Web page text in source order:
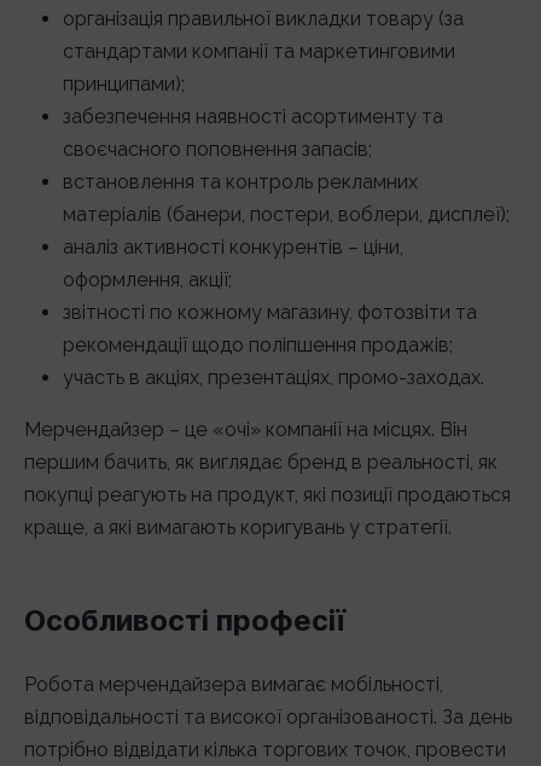
організація правильної викладки товару (за
стандартами компанії та маркетинговими
принципами);
забезпечення наявності асортименту та
своєчасного поповнення запасів;
встановлення та контроль рекламних
матеріалів (банери, постери, воблери, дисплеї);
аналіз активності конкурентів – ціни,
оформлення, акції;
звітності по кожному магазину, фотозвіти та
рекомендації щодо поліпшення продажів;
участь в акціях, презентаціях, промо-заходах.
Мерчендайзер – це «очі» компанії на місцях. Він
першим бачить, як виглядає бренд в реальності, як
покупці реагують на продукт, які позиції продаються
краще, а які вимагають коригувань у стратегії.
Особливості професії
Робота мерчендайзера вимагає мобільності,
відповідальності та високої організованості. За день
потрібно відвідати кілька торгових точок, провести